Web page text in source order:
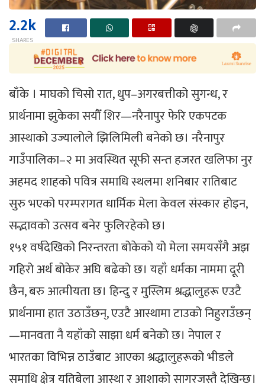
2.2k
SHARES
बाँके । माघको चिसो रात, धुप–अगरबत्तीको सुगन्ध, र
प्रार्थनामा झुकेका सयौँ शिर—नरैनापुर फेरि एकपटक
आस्थाको उज्यालोले झिलिमिली बनेको छ। नरैनापुर
गाउँपालिका–२ मा अवस्थित सूफी सन्त हजरत खलिफा नुर
अहमद शाहको पवित्र समाधि स्थलमा शनिबार रातिबाट
सुरु भएको परम्परागत धार्मिक मेला केवल संस्कार होइन,
सद्भावको उत्सव बनेर फुलिरहेको छ।
१५१ वर्षदेखिको निरन्तरता बोकेको यो मेला समयसँगै अझ
गहिरो अर्थ बोकेर अघि बढेको छ। यहाँ धर्मका नाममा दूरी
छैन, बरु आत्मीयता छ। हिन्दु र मुस्लिम श्रद्धालुहरू एउटै
प्रार्थनामा हात उठाउँछन्, एउटै आस्थामा टाउको निहुराउँछन्
—मानवता नै यहाँको साझा धर्म बनेको छ। नेपाल र
भारतका विभिन्न ठाउँबाट आएका श्रद्धालुहरूको भीडले
समाधि क्षेत्र यतिबेला आस्था र आशाको सागरजस्तै देखिन्छ।